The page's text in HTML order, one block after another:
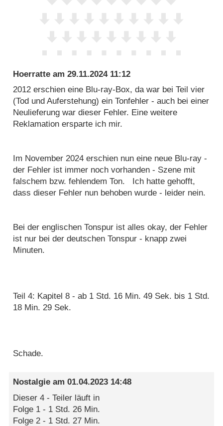
Hoerratte am29.11.2024 11:12
2012 erschien eine Blu-ray-Box, da war bei Teil vier
(Tod und Auferstehung) ein Tonfehler - auch bei einer
Neulieferung war dieser Fehler. Eine weitere
Reklamation ersparte ich mir.
Im November 2024 erschien nun eine neue Blu-ray -
der Fehler ist immer noch vorhanden - Szene mit
falschem bzw. fehlendem Ton. Ich hatte gehofft,
dass dieser Fehler nun behoben wurde - leider nein.
Bei der englischen Tonspur ist alles okay, der Fehler
ist nur bei der deutschen Tonspur - knapp zwei
Minuten.
Teil 4: Kapitel 8 - ab 1 Std. 16 Min. 49 Sek. bis 1 Std.
18 Min. 29 Sek.
Schade.
Nostalgie am01.04.2023 14:48
Dieser 4 - Teiler läuft in
Folge 1 - 1 Std. 26 Min.
Folge 2 - 1 Std. 27 Min.